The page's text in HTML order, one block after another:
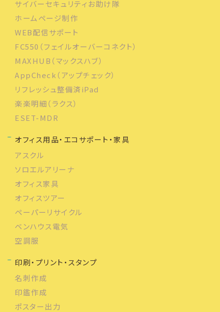
サイバーセキュリティお助け隊
ホームページ制作
WEB配信サポート
FC550（フェイルオーバーコネクト）
MAXHUB（マックスハブ）
AppCheck（アップチェック）
リフレッシュ整備済iPad
楽楽明細（ラクス）
ESET-MDR
オフィス用品・エコサポート・家具
アスクル
ソロエルアリーナ
オフィス家具
オフィスツアー
ペーパーリサイクル
ベンハウス電気
空調服
印刷・プリント・スタンプ
名刺作成
印鑑作成
ポスター出力